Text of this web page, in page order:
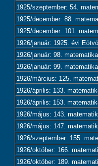
1925/szeptember: 54.
1925/december: 88.
1925/december: 101.
1926/január: 1925. évi
1926/január: 98.
1926/január: 99.
1926/március: 125.
1926/április: 133.
1926/április: 153.
1926/május: 143.
1926/május: 147.
1926/szeptember: 155.
1926/október: 166.
1926/október: 189.